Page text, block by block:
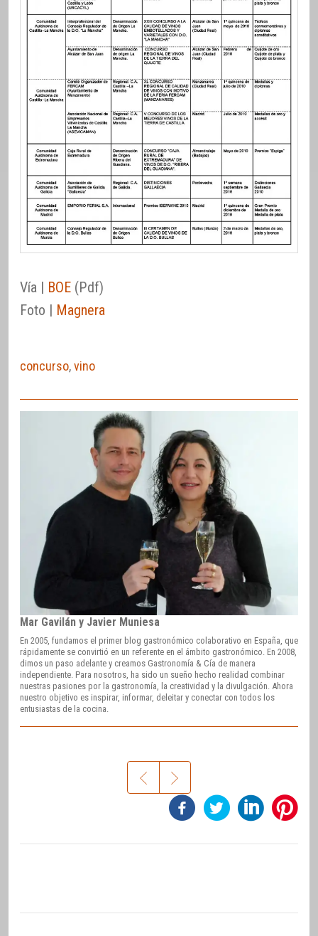
Vía | BOE (Pdf)
Foto | Magnera
concurso,vino
Mar Gavilán y Javier Muniesa
En 2005, fundamos el primer blog gastronómico colaborativo en España, que
rápidamente se convirtió en un referente en el ámbito gastronómico. En 2008,
dimos un paso adelante y creamos Gastronomía & Cía de manera
independiente. Para nosotros, ha sido un sueño hecho realidad combinar
nuestras pasiones por la gastronomía, la creatividad y la divulgación. Ahora
nuestro objetivo es inspirar, informar, deleitar y conectar con todos los
entusiastas de la cocina.